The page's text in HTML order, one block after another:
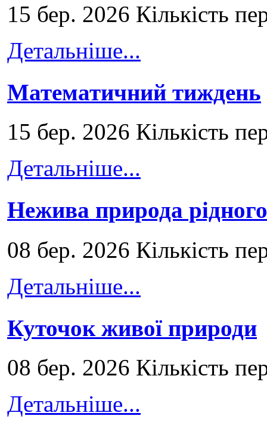
15 бер. 2026 Кількість
Детальніше...
Математичний тиждень
15 бер. 2026 Кількість
Детальніше...
Нежива природа
08 бер. 2026 Кількість
Детальніше...
Куточок живої природи
08 бер. 2026 Кількість
Детальніше...